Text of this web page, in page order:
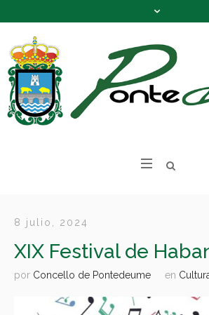
8 julio, 2024
XIX Festival de
por Concello de Pontedeume en